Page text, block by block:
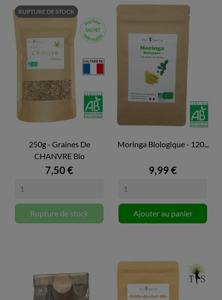
250g - Graines De
CHANVRE Bio
7,50 €
Rupture de stock
RUPTURE DE STOCK
Moringa Biologique - 120...
9,99 €
Ajouter au panier